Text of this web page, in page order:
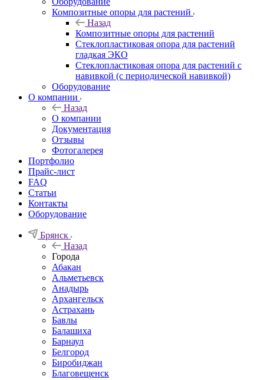
Композитные опоры для растений
Назад
Композитные опоры для растений
Стеклопластиковая опора для растений
гладкая ЭКО
Стеклопластиковая опора для растений с
навивкой (с периодической навивкой)
Оборудование
О компании
Назад
О компании
Документация
Отзывы
Фотогалерея
Портфолио
Прайс-лист
FAQ
Статьи
Контакты
Оборудование
Брянск
Назад
Города
Абакан
Альметьевск
Анадырь
Архангельск
Астрахань
Бавлы
Балашиха
Барнаул
Белгород
Биробиджан
Благовещенск